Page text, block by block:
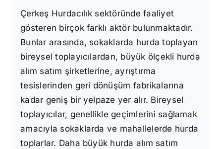
Çerkeş Hurdacılık sektöründe faaliyet
gösteren birçok farklı aktör bulunmaktadır.
Bunlar arasında, sokaklarda hurda toplayan
bireysel toplayıcılardan, büyük ölçekli hurda
alım satım şirketlerine, ayrıştırma
tesislerinden geri dönüşüm fabrikalarına
kadar geniş bir yelpaze yer alır. Bireysel
toplayıcılar, genellikle geçimlerini sağlamak
amacıyla sokaklarda ve mahallelerde hurda
toplarlar. Daha büyük hurda alım satım